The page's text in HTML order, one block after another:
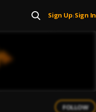
Sign Up| Sign In
FOLLOW